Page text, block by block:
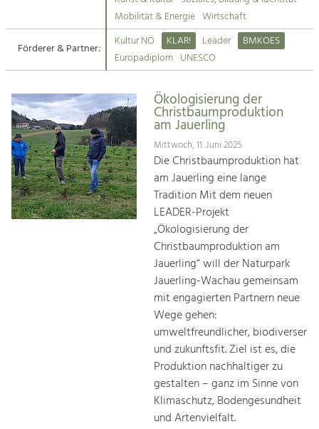
Suche
Impressum
Kontakt
Tourismus
Angebotsentwicklung und
Kunst & Kultur
Handwerk, Wissenschaft und Forschung.
Soziales, Bildung &
Identität
Gleichberechtigung, Jugend und
Integration
Mobilität & Energie
Klimawandel, öffentlicher Verkehr und
Steigerung regionaler Wertschöpfung
Mobilität & Energie Wirtschaft
Förderer & Partner:
Kultur NÖ KLAR! Leader
BMKOES
Europadiplom UNESCO
Ökologisierung der
Christbaumproduktion
am Jauerling
Mittwoch, 11. Juni 2025
Die Christbaumproduktion hat
am Jauerling eine lange
Tradition Mit dem neuen
LEADER-Projekt
„Ökologisierung der
Christbaumproduktion am
Jauerling“ will der Naturpark
Jauerling-Wachau gemeinsam
mit engagierten Partnern neue
Wege gehen:
umweltfreundlicher, biodiverser
und zukunftsfit. Ziel ist es, die
Produktion nachhaltiger zu
gestalten – ganz im Sinne von
Klimaschutz, Bodengesundheit
und Artenvielfalt.